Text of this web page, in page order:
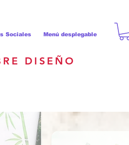
Sociales Menú desplegable
DISEÑO